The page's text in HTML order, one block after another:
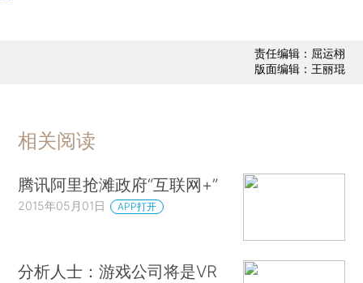
责任编辑：屈运栩
版面编辑：王丽琨
相关阅读
腾讯阿里抢滩政府“互联网+”
2015年05月01日 APP打开
分析人士：游戏公司将是VR